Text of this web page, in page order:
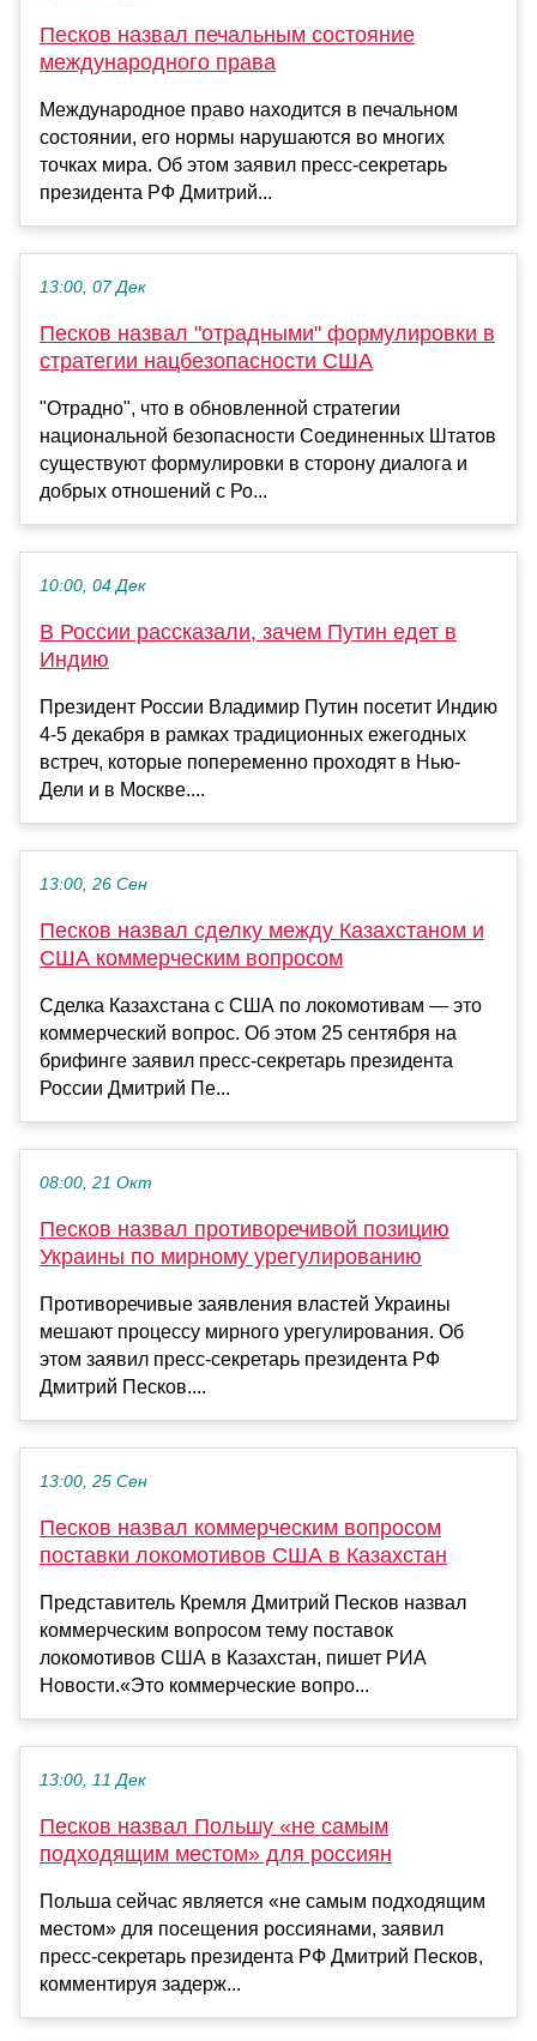
Песков назвал печальным состояние
международного права
Международное право находится в печальном
состоянии, его нормы нарушаются во многих
точках мира. Об этом заявил пресс-секретарь
президента РФ Дмитрий...
13:00, 07 Дек
Песков назвал "отрадными" формулировки в
стратегии нацбезопасности США
"Отрадно", что в обновленной стратегии
национальной безопасности Соединенных Штатов
существуют формулировки в сторону диалога и
добрых отношений с Ро...
10:00, 04 Дек
В России рассказали, зачем Путин едет в
Индию
Президент России Владимир Путин посетит Индию
4-5 декабря в рамках традиционных ежегодных
встреч, которые попеременно проходят в Нью-
Дели и в Москве....
13:00, 26 Сен
Песков назвал сделку между Казахстаном и
США коммерческим вопросом
Сделка Казахстана с США по локомотивам ― это
коммерческий вопрос. Об этом 25 сентября на
брифинге заявил пресс-секретарь президента
России Дмитрий Пе...
08:00, 21 Окт
Песков назвал противоречивой позицию
Украины по мирному урегулированию
Противоречивые заявления властей Украины
мешают процессу мирного урегулирования. Об
этом заявил пресс-секретарь президента РФ
Дмитрий Песков....
13:00, 25 Сен
Песков назвал коммерческим вопросом
поставки локомотивов США в Казахстан
Представитель Кремля Дмитрий Песков назвал
коммерческим вопросом тему поставок
локомотивов США в Казахстан, пишет РИА
Новости.«Это коммерческие вопро...
13:00, 11 Дек
Песков назвал Польшу «не самым
подходящим местом» для россиян
Польша сейчас является «не самым подходящим
местом» для посещения россиянами, заявил
пресс-секретарь президента РФ Дмитрий Песков,
комментируя задерж...